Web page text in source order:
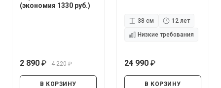
(экономия 1330 руб.)
2 890
4 220
В КОРЗИНУ
38 см
12 лет
Низкие требования
24 990
В КОРЗИНУ